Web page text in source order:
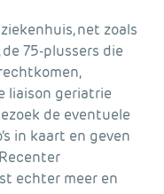
net zoals
75-plussers die
liaison geriatrie
de eventuele
in kaart en geven
echter meer en